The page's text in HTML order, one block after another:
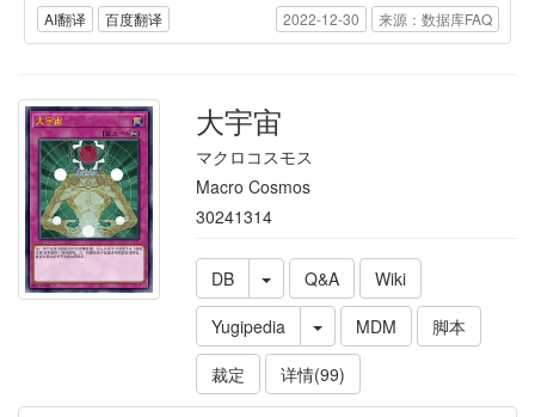
AI翻译 百度翻译 2022-12-30 来源：数据库FAQ
大宇宙
マクロコスモス
Macro Cosmos
30241314
DB Q&A
Wiki
Yugipedia
MDM
脚本
裁定
详情(99)